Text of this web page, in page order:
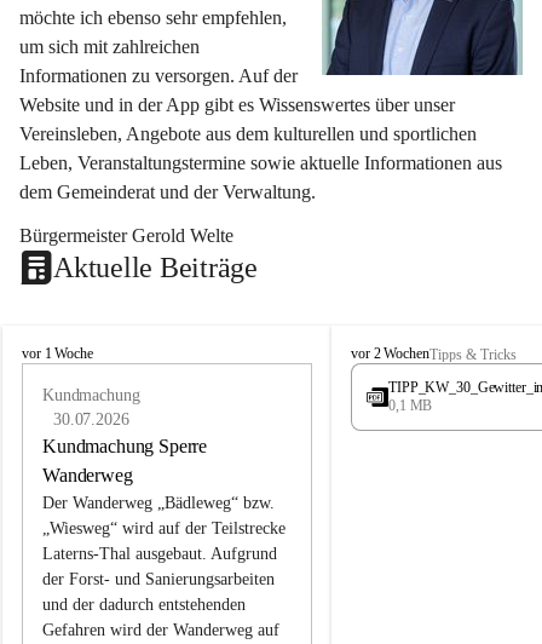
möchte ich ebenso sehr empfehlen,
um sich mit zahlreichen
Informationen zu versorgen. Auf der
Website und in der App gibt es Wissenswertes über unser
Vereinsleben, Angebote aus dem kulturellen und sportlichen
Leben, Veranstaltungstermine sowie aktuelle Informationen aus
dem Gemeinderat und der Verwaltung.
Bürgermeister Gerold Welte
Aktuelle Beiträge
L
vor 1 Woche
Kundmachung
30.07.2026
Kundmachung Sperre
Wanderweg
Der Wanderweg „Bädleweg“ bzw.
„Wiesweg“ wird auf der Teilstrecke
Laterns-Thal ausgebaut. Aufgrund
der Forst- und Sanierungsarbeiten
und der dadurch entstehenden
Gefahren wird der Wanderweg auf
L
a
e
vor 2 WochenTipps & Tricks
0,1 MB